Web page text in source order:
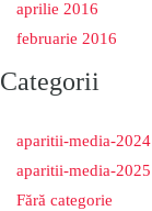
aprilie 2016
februarie 2016
Categorii
aparitii-media-2024
aparitii-media-2025
Fără categorie